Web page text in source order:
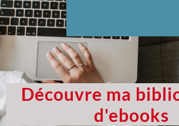
Découvre ma
d'ebooks